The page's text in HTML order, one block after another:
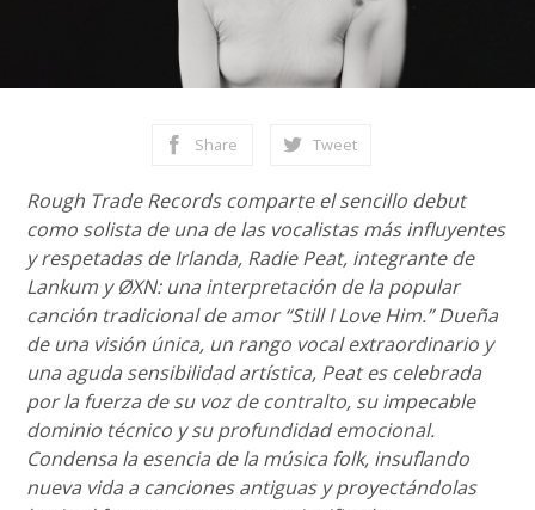
Share Tweet
Rough Trade Records comparte el sencillo debut
como solista de una de las vocalistas más influyentes
y respetadas de Irlanda, Radie Peat, integrante de
Lankum y ØXN: una interpretación de la popular
canción tradicional de amor “Still I Love Him.” Dueña
de una visión única, un rango vocal extraordinario y
una aguda sensibilidad artística, Peat es celebrada
por la fuerza de su voz de contralto, su impecable
dominio técnico y su profundidad emocional.
Condensa la esencia de la música folk, insuflando
nueva vida a canciones antiguas y proyectándolas